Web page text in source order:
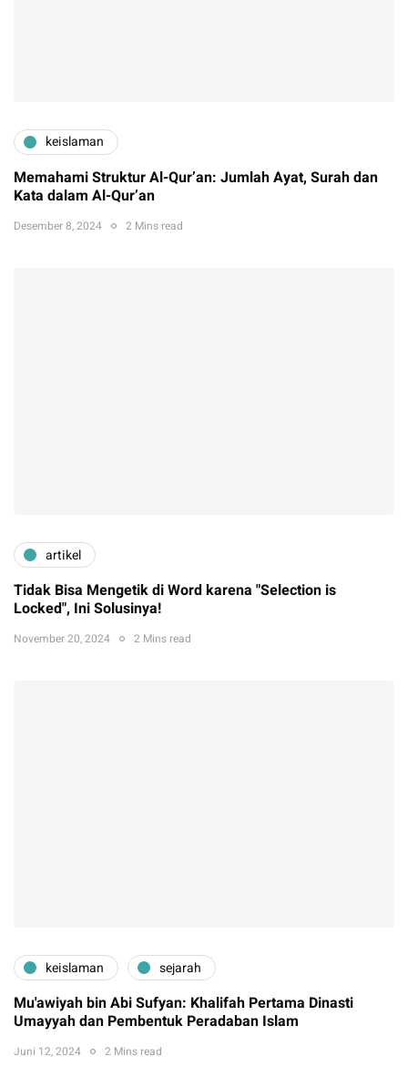
keislaman
Memahami Struktur Al-Qur’an: Jumlah Ayat, Surah dan
Kata dalam Al-Qur’an
Desember 8, 2024 2 Mins read
artikel
Tidak Bisa Mengetik di Word karena "Selection is
Locked", Ini Solusinya!
November 20, 2024 2 Mins read
keislaman sejarah
Mu'awiyah bin Abi Sufyan: Khalifah Pertama Dinasti
Umayyah dan Pembentuk Peradaban Islam
Juni 12, 2024 2 Mins read